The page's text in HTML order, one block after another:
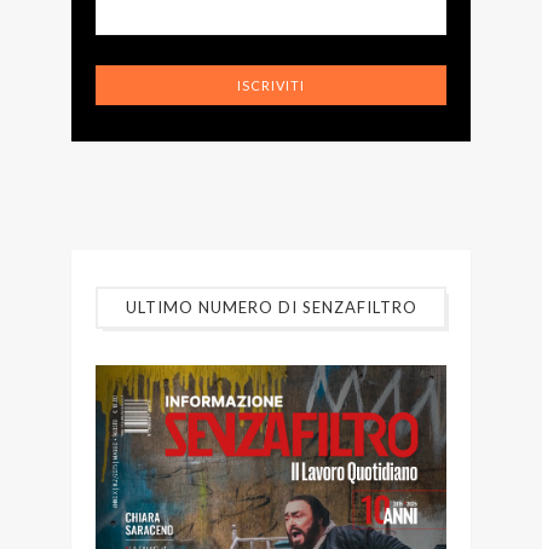
ULTIMO NUMERO DI SENZAFILTRO